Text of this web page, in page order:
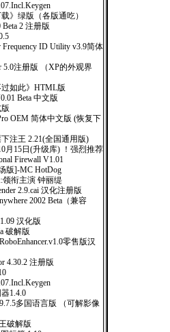
载》绿版（各版通吃）
2 注册版
Frequency ID Utility v3.9简体
5.0注册版 （XP的外观界
过如此》HTML版
Beta 中文版
OEM 简体中文版 (恢复下
注王 2.21(全国通用版)
月15日(升级库) ！强烈推荐
Firewall V1.01
版]-MC HotDog
领衔主演 钟丽缇
2.9.cai 汉化注册版
2002 Beta（兼容
汉化版
破解版
零售版汉
4.30.2 注册版
1.4.0
多国语言版 （可解影像
破解版